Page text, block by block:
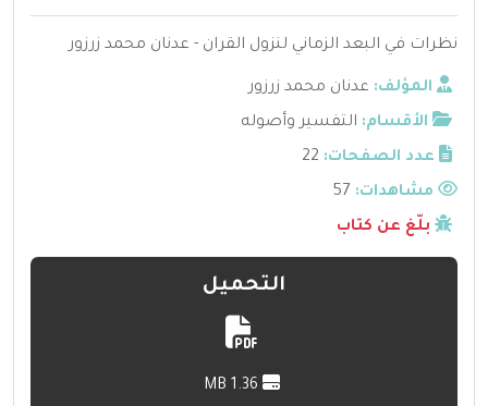
نظرات في البعد الزماني لنزول القران - عدنان محمد زرزور
المؤلف: عدنان محمد زرزور
الأقسام: التفسير وأصوله
عدد الصفحات: 22
مشاهدات:
بلّغ عن كتاب
التحميل